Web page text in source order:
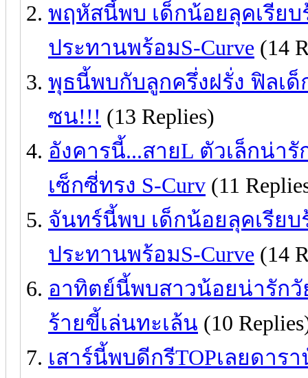
พฤหัสนี้พบ เด็กน้อยลุคเรียบ
ประทานพร้อมS-Curve (14
พุธนี้พบกับลูกครึ่งฝรั่ง ฟิลเ
ซน!!! (13 Replies)
อังคารนี้...สายL ตัวเล็กน่า
เซ็กซี่ทรง S-Curv (11
จันทร์นี้พบ เด็กน้อยลุคเรียบ
ประทานพร้อมS-Curve (14
อาทิตย์นี้พบสาวน้อยน่ารัก
ร้ายขี้เล่นทะเล้น (10
เสาร์นี้พบดีกรีTOPเลยดาร